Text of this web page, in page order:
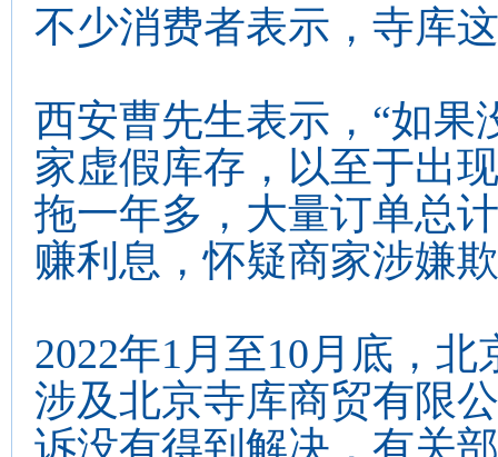
不少消费者表示，寺库
西安曹先生表示，“如果
家虚假库存，以至于出
拖一年多，大量订单总
赚利息，怀疑商家涉嫌
2022年1月至10月底，
涉及北京寺库商贸有限
诉没有得到解决，有关